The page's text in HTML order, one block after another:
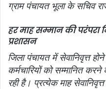
ग्राम पंचायत भूला के सचिव
हर माह सम्मान की परंपरा
प्रशासन
जिला पंचायत में सेवानिवृत्त
कर्मचारियों को सम्मानित करने
रही है। प्रत्येक माह